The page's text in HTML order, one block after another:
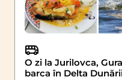
O zi la Jurilovca,
barca în Delta